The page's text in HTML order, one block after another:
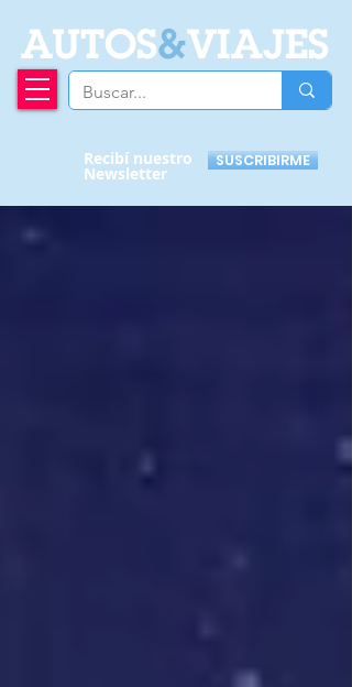
AUTOS&VIAJES
Recibí nuestro
Newsletter
SUSCRIBIRME